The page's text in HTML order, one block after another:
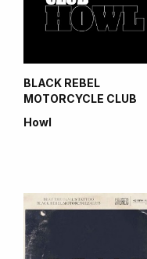
BLACK REBEL
MOTORCYCLE CLUB
Howl